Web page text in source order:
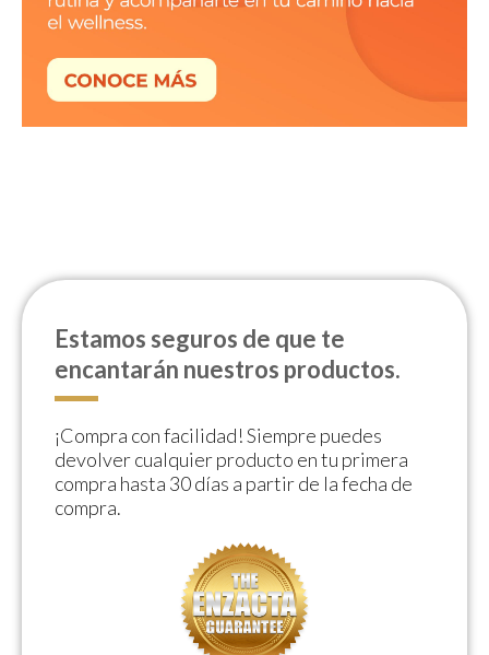
Estamos seguros de que te
encantarán nuestros productos.
¡Compra con facilidad! Siempre puedes
devolver cualquier producto en tu primera
compra hasta 30 días a partir de la fecha de
compra.